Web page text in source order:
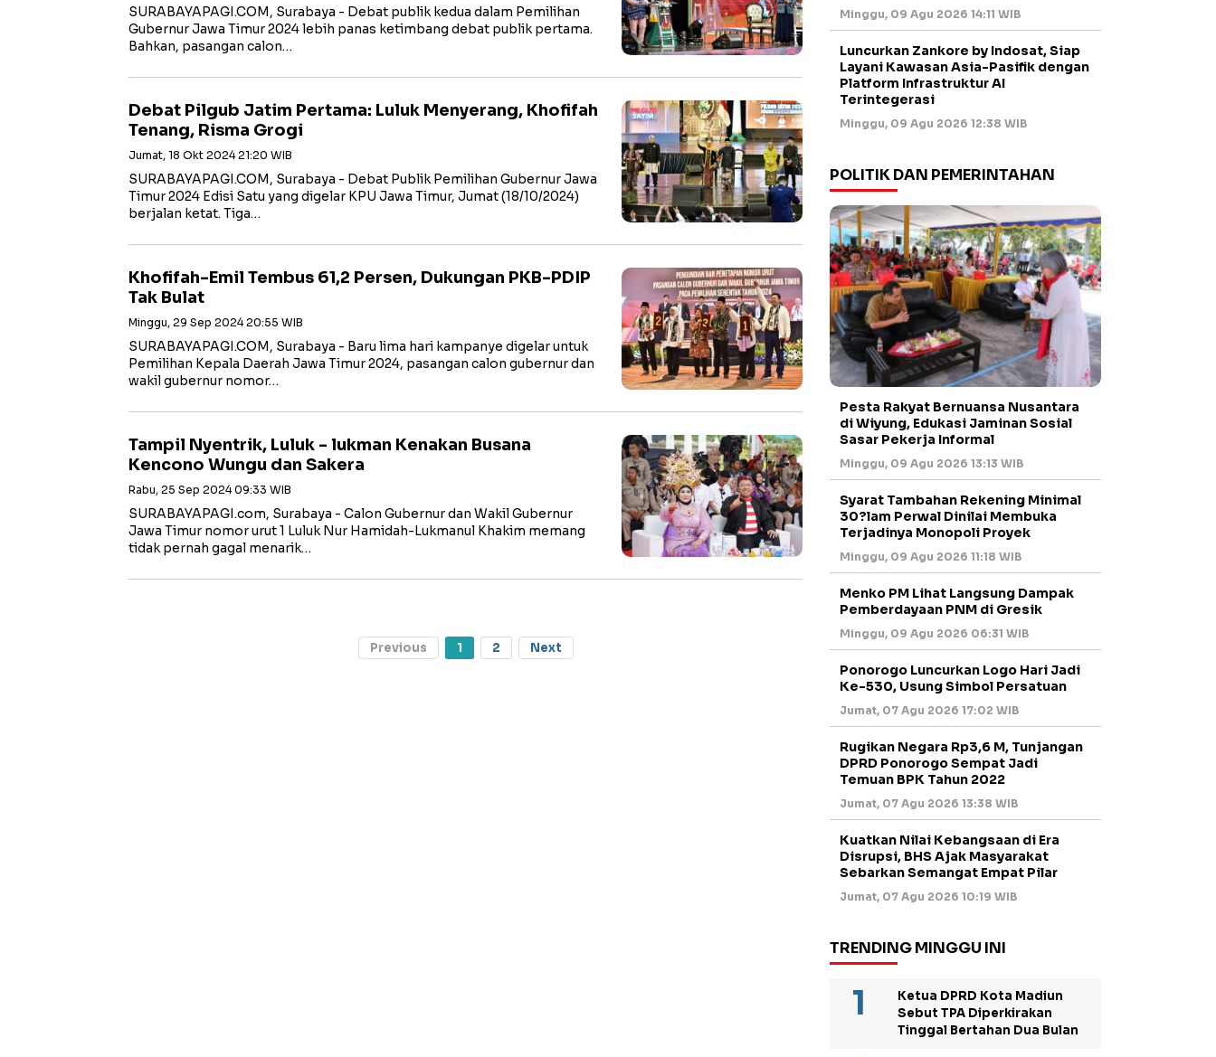
SURABAYAPAGI.COM, Surabaya - Debat publik kedua dalam Pemilihan
Gubernur Jawa Timur 2024 lebih panas ketimbang debat publik pertama.
Bahkan, pasangan calon…
Debat Pilgub Jatim Pertama: Luluk Menyerang, Khofifah
Tenang, Risma Grogi
Jumat, 18 Okt 2024 21:20 WIB
SURABAYAPAGI.COM, Surabaya - Debat Publik Pemilihan Gubernur Jawa
Timur 2024 Edisi Satu yang digelar KPU Jawa Timur, Jumat (18/10/2024)
berjalan ketat. Tiga…
Khofifah-Emil Tembus 61,2 Persen, Dukungan PKB-PDIP
Tak Bulat
Minggu, 29 Sep 2024 20:55 WIB
SURABAYAPAGI.COM, Surabaya - Baru lima hari kampanye digelar untuk
Pemilihan Kepala Daerah Jawa Timur 2024, pasangan calon gubernur dan
wakil gubernur nomor…
Tampil Nyentrik, Luluk - lukman Kenakan Busana
Kencono Wungu dan Sakera
Rabu, 25 Sep 2024 09:33 WIB
SURABAYAPAGI.com, Surabaya - Calon Gubernur dan Wakil Gubernur
Jawa Timur nomor urut 1 Luluk Nur Hamidah-Lukmanul Khakim memang
tidak pernah gagal menarik…
Previous 1 2 Next
Minggu, 09 Agu 2026 14:11 WIB
Luncurkan Zankore by Indosat, Siap
Layani Kawasan Asia-Pasifik dengan
Platform Infrastruktur AI
Terintegerasi
Minggu, 09 Agu 2026 12:38 WIB
POLITIK DAN PEMERINTAHAN
Pesta Rakyat Bernuansa Nusantara
di Wiyung, Edukasi Jaminan Sosial
Sasar Pekerja Informal
Minggu, 09 Agu 2026 13:13 WIB
Syarat Tambahan Rekening Minimal
30?lam Perwal Dinilai Membuka
Terjadinya Monopoli Proyek
Minggu, 09 Agu 2026 11:18 WIB
Menko PM Lihat Langsung Dampak
Pemberdayaan PNM di Gresik
Minggu, 09 Agu 2026 06:31 WIB
Ponorogo Luncurkan Logo Hari Jadi
Ke-530, Usung Simbol Persatuan
Jumat, 07 Agu 2026 17:02 WIB
Rugikan Negara Rp3,6 M, Tunjangan
DPRD Ponorogo Sempat Jadi
Temuan BPK Tahun 2022
Jumat, 07 Agu 2026 13:38 WIB
Kuatkan Nilai Kebangsaan di Era
Disrupsi, BHS Ajak Masyarakat
Sebarkan Semangat Empat Pilar
Jumat, 07 Agu 2026 10:19 WIB
TRENDING MINGGU INI
Ketua DPRD Kota Madiun
Sebut TPA Diperkirakan
Tinggal Bertahan Dua Bulan